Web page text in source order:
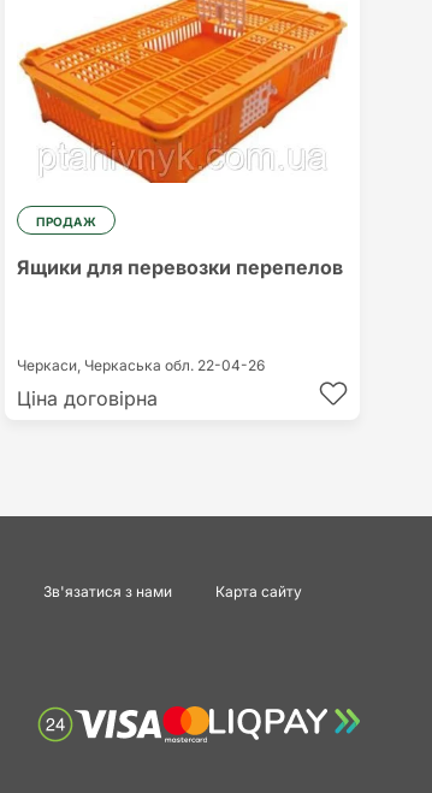
ПРОДАЖ
Ящики для перевозки перепелов
Черкаси, Черкаська обл. 22-04-26
Ціна договірна
Зв'язатися з нами Карта сайту